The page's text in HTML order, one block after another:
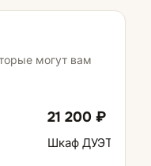
могут вам
21 200 ₽
Шкаф ДУЭТ